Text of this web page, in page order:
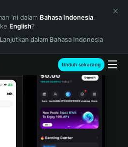
ini dalam Bahasa Indonesia.
English?
Lanjutkan dalam Bahasa Indonesia
Unduh sekarang